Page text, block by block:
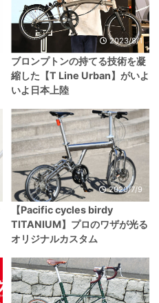
2023/8/1
ブロンプトンの持てる技術を凝
縮した【T Line Urban】がいよ
いよ日本上陸
2020/7/9
【Pacific cycles birdy
TITANIUM】プロのワザが光る
オリジナルカスタム